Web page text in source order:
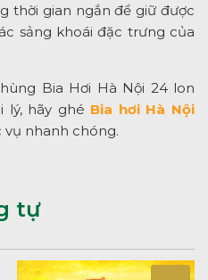
thời gian ngắn để giữ được
sảng khoái đặc trưng của
Bia Hơi Hà Nội 24 lon
lý, hãy ghé Bia hơi Hà Nội
vụ nhanh chóng.
tự